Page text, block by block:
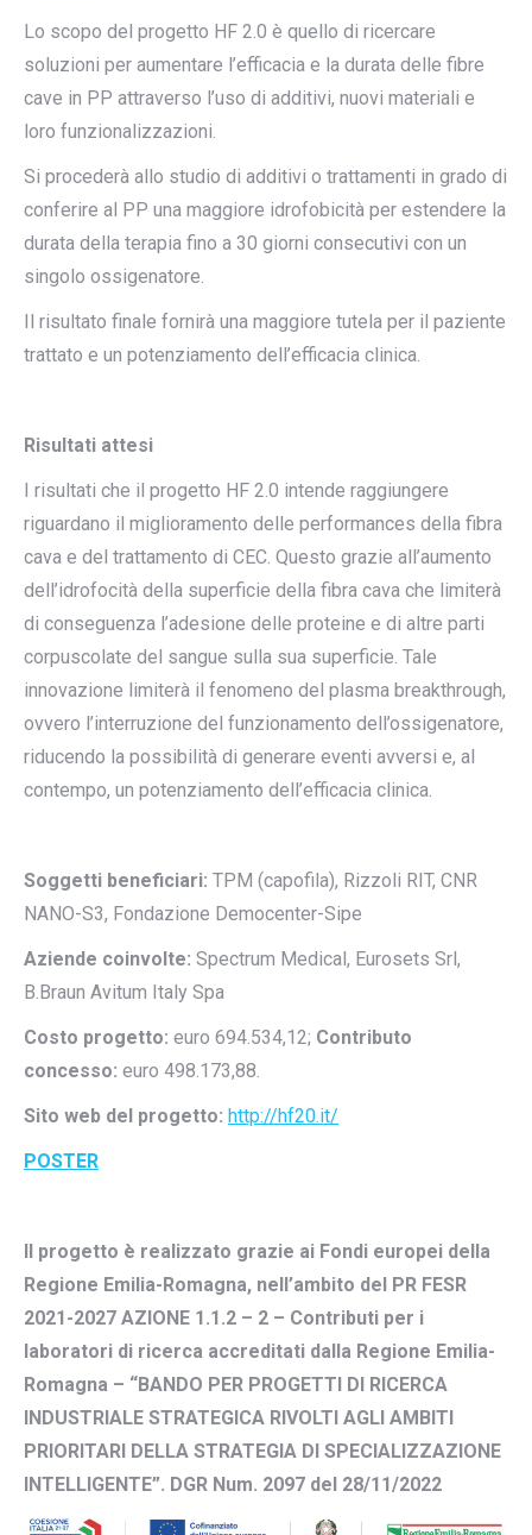
Lo scopo del progetto HF 2.0 è quello di ricercare
soluzioni per aumentare l’efficacia e la durata delle fibre
cave in PP attraverso l’uso di additivi, nuovi materiali e
loro funzionalizzazioni.
Si procederà allo studio di additivi o trattamenti in grado di
conferire al PP una maggiore idrofobicità per estendere la
durata della terapia fino a 30 giorni consecutivi con un
singolo ossigenatore.
Il risultato finale fornirà una maggiore tutela per il paziente
trattato e un potenziamento dell’efficacia clinica.
Risultati attesi
I risultati che il progetto HF 2.0 intende raggiungere
riguardano il miglioramento delle performances della fibra
cava e del trattamento di CEC. Questo grazie all’aumento
dell’idrofocità della superficie della fibra cava che limiterà
di conseguenza l’adesione delle proteine e di altre parti
corpuscolate del sangue sulla sua superficie. Tale
innovazione limiterà il fenomeno del plasma breakthrough,
ovvero l’interruzione del funzionamento dell’ossigenatore,
riducendo la possibilità di generare eventi avversi e, al
contempo, un potenziamento dell’efficacia clinica.
Soggetti beneficiari: TPM (capofila), Rizzoli RIT, CNR
NANO-S3, Fondazione Democenter-Sipe
Aziende coinvolte: Spectrum Medical, Eurosets Srl,
B.Braun Avitum Italy Spa
Costo progetto: euro 694.534,12; Contributo
concesso: euro 498.173,88.
Sito web del progetto: http://hf20.it/
POSTER
Il progetto è realizzato grazie ai Fondi europei della
Regione Emilia-Romagna, nell’ambito del PR FESR
2021-2027 AZIONE 1.1.2 – 2 – Contributi per i
laboratori di ricerca accreditati dalla Regione Emilia-
Romagna – “BANDO PER PROGETTI DI RICERCA
INDUSTRIALE STRATEGICA RIVOLTI AGLI AMBITI
PRIORITARI DELLA STRATEGIA DI SPECIALIZZAZIONE
INTELLIGENTE”. DGR Num. 2097 del 28/11/2022